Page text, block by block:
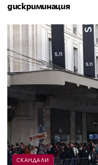
дискриминация
СКАНДАЛИ